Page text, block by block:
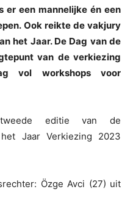
er een mannelijke én een
Ook reikte de vakjury
het Jaar. De Dag van de
van de verkiezing
vol workshops voor
editie van de
Jaar Verkiezing 2023
Özge Avci (27) uit